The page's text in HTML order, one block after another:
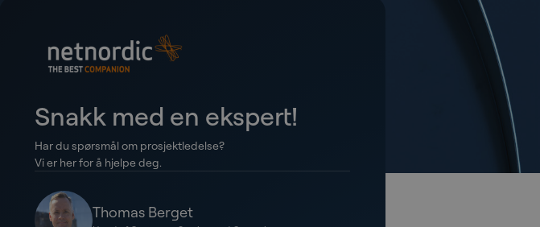
Snakk med en ekspert!
Har du spørsmål om prosjektledelse?
Vi er her for å hjelpe deg.
Thomas Berget